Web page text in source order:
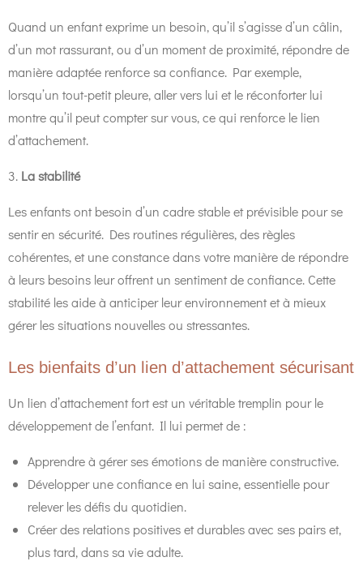
Quand un enfant exprime un besoin, qu’il s’agisse d’un câlin,
d’un mot rassurant, ou d’un moment de proximité, répondre de
manière adaptée renforce sa confiance. Par exemple,
lorsqu’un tout-petit pleure, aller vers lui et le réconforter lui
montre qu’il peut compter sur vous, ce qui renforce le lien
d’attachement.
3. La stabilité
Les enfants ont besoin d’un cadre stable et prévisible pour se
sentir en sécurité. Des routines régulières, des règles
cohérentes, et une constance dans votre manière de répondre
à leurs besoins leur offrent un sentiment de confiance. Cette
stabilité les aide à anticiper leur environnement et à mieux
gérer les situations nouvelles ou stressantes.
Les bienfaits d’un lien d’attachement sécurisant
Un lien d’attachement fort est un véritable tremplin pour le
développement de l’enfant. Il lui permet de :
Apprendre à gérer ses émotions de manière constructive.
Développer une confiance en lui saine, essentielle pour
relever les défis du quotidien.
Créer des relations positives et durables avec ses pairs et,
plus tard, dans sa vie adulte.